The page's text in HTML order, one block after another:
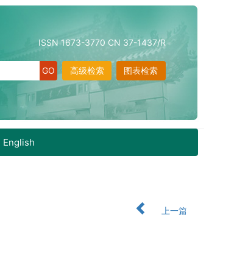
ISSN 1673-3770 CN 37-1437/R
图表检索
高级检索
English
上一篇